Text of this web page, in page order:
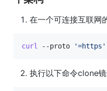
在一个可连接互联网
curl --proto '=https'
执行以下命令clone